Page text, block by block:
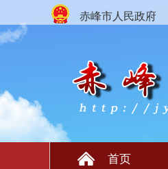
赤峰市人民政府
首页